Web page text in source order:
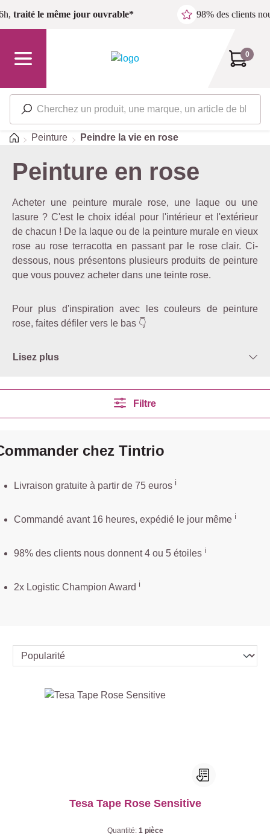
Passer au contenu principal
traité le même jour ouvrable* 98% des clients
0
Accueil
Peinture Peindre la vie en rose
Peinture en rose
Acheter une peinture murale rose, une laque ou une
lasure ? C'est le choix idéal pour l'intérieur et l'extérieur
de chacun ! De la laque ou de la peinture murale en vieux
rose au rose terracotta en passant par le rose clair. Ci-
dessous, nous présentons plusieurs produits de peinture
que vous pouvez acheter dans une teinte rose.
Pour plus d'inspiration avec les couleurs de peinture
rose, faites défiler vers le bas 👇
Lisez plus
Filtre
chez Tintrio
Livraison gratuite à partir de 75 euros ℹ️️
Commandé avant 16 heures, expédié le jour même ℹ️
98% des clients nous donnent 4 ou 5 étoiles ℹ️
2x Logistic Champion Award ℹ️
Tesa Tape Rose Sensitive
Quantité: 1 pièce